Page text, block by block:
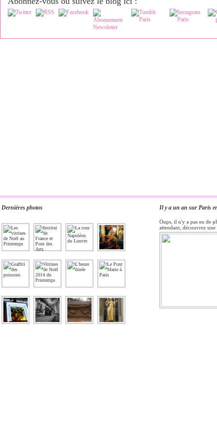
Dernières photos Il y a un an sur Paris
Oups, il n'y a pas eu de
attendant, découvrez